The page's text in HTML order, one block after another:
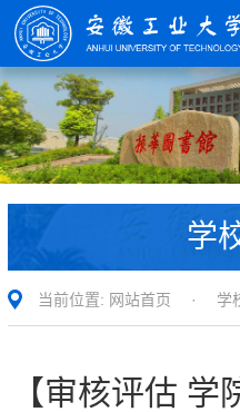
学
当前位置: 网站首页 · 学
【审核评估